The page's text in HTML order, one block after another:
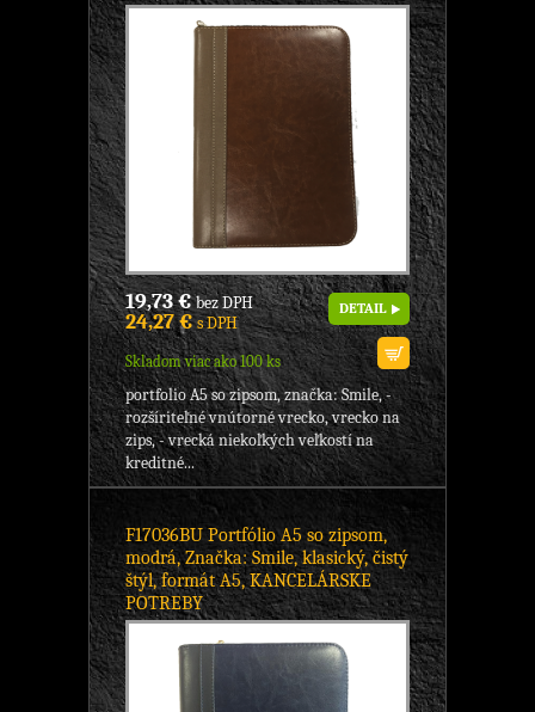
19,73 €bez DPH
24,27 €s DPH
Skladom viac ako 100 ks
DETAIL
portfolio A5 so zipsom, značka: Smile, -
rozšíriteľné vnútorné vrecko, vrecko na
zips, - vrecká niekoľkých veľkostí na
kreditné...
F17036BU Portfólio A5 so zipsom,
modrá, Značka: Smile, klasický, čistý
štýl, formát A5, KANCELÁRSKE
POTREBY